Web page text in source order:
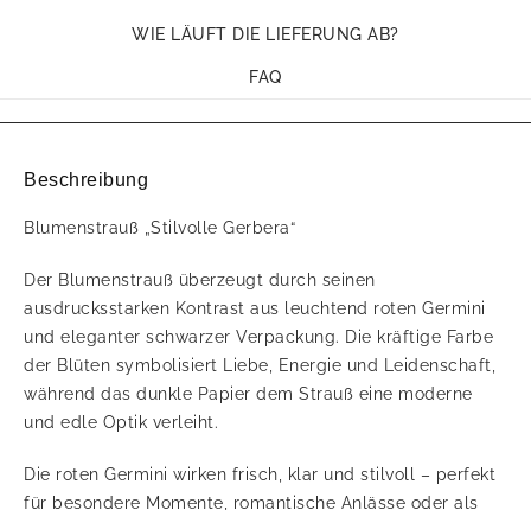
WIE LÄUFT DIE LIEFERUNG AB?
FAQ
Beschreibung
Blumenstrauß „Stilvolle Gerbera“
Der Blumenstrauß überzeugt durch seinen
ausdrucksstarken Kontrast aus leuchtend roten Germini
und eleganter schwarzer Verpackung. Die kräftige Farbe
der Blüten symbolisiert Liebe, Energie und Leidenschaft,
während das dunkle Papier dem Strauß eine moderne
und edle Optik verleiht.
Die roten Germini wirken frisch, klar und stilvoll – perfekt
für besondere Momente, romantische Anlässe oder als